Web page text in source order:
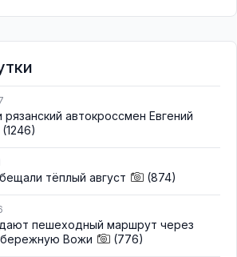
автокроссмен Евгений
(1246)
тёплый август (874)
пешеходный маршрут через
Вожи
(776)